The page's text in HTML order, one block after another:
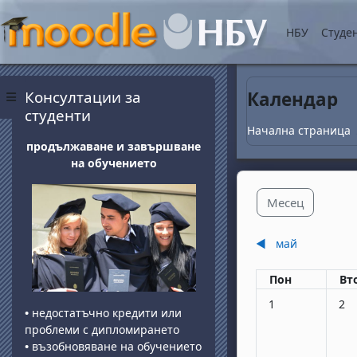
Прескочи на
Страничен панел
НБУ
Календар
Начална страница
Месец
◀︎ май
Понеделник
Пон
Няма събития,
1 2
Блокове
Консултации за
студенти
продължаване и завършване
на обучението
• недостатъчно кредити или
проблеми с дипломирането
• възобновяване на обучението